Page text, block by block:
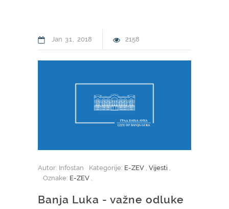
Jan 31 2018 2158
Autor: Infostan Kategorije: E-ZEV , Vijesti ,
Oznake: E-ZEV ,
Banja Luka - važne odluke